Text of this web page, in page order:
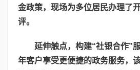
金政策，现场为多位居民办理了
评。
延伸触点，构建“社银合作”
年客户享受更便捷的政务服务，